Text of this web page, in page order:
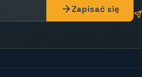
Zapisać się